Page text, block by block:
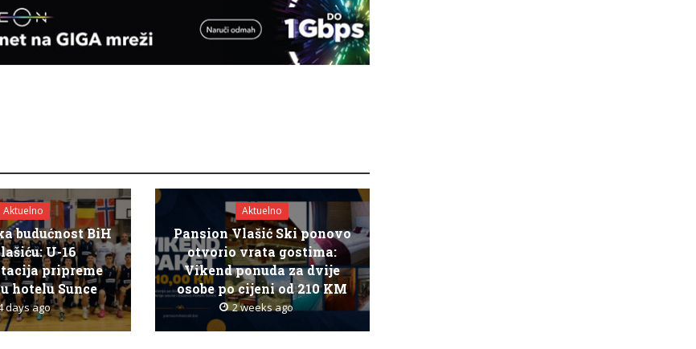
Aktuelno
budućnost BiH
U-16
pripreme
hotelu Sunce
days ago
Aktuelno
Pansion Vlašić Ski ponovo
otvorio vrata gostima:
Vikend ponuda za dvije
osobe po cijeni od 210 KM
2 weeks ago